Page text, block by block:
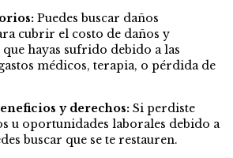
Puedes buscar daños
cubrir el costo de daños y
hayas sufrido debido a las
médicos, terapia, o pérdida de
y derechos: Si perdiste
u oportunidades laborales debido a
buscar que se te restauren.